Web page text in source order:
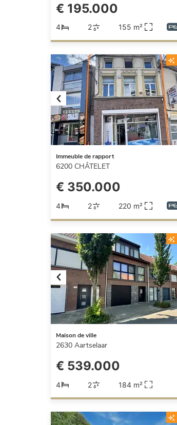
€ 195.000
4 2 155 m²
Previous
Immeuble de rapport
6200 CHÂTELET
€ 350.000
4 2 220 m²
Previous
Maison de ville
2630 Aartselaar
€ 539.000
4 2 184 m²